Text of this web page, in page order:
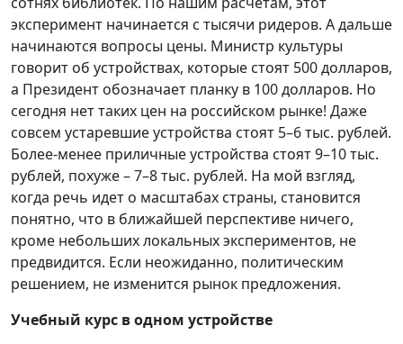
эксперимент начинается с тысячи ридеров. А дальше
начинаются вопросы цены. Министр культуры
говорит об устройствах, которые стоят 500 долларов,
а Президент обозначает планку в 100 долларов. Но
сегодня нет таких цен на российском рынке! Даже
совсем устаревшие устройства стоят 5–6 тыс. рублей.
Более-менее приличные устройства стоят 9–10 тыс.
рублей, похуже – 7–8 тыс. рублей. На мой взгляд,
когда речь идет о масштабах страны, становится
понятно, что в ближайшей перспективе ничего,
кроме небольших локальных экспериментов, не
предвидится. Если неожиданно, политическим
решением, не изменится рынок предложения.
Учебный курс в одном устройстве